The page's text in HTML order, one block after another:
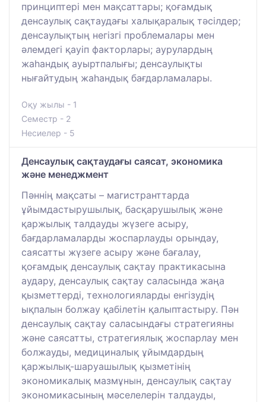
принциптері мен мақсаттары; қоғамдық
денсаулық сақтаудағы халықаралық тәсілдер;
денсаулықтың негізгі проблемалары мен
әлемдегі қауіп факторлары; аурулардың
жаһандық ауыртпалығы; денсаулықты
нығайтудың жаһандық бағдарламалары.
Оқу жылы - 1
Семестр - 2
Несиелер - 5
Денсаулық сақтаудағы саясат, экономика
және менеджмент
Пәннің мақсаты – магистранттарда
ұйымдастырушылық, басқарушылық және
қаржылық талдауды жүзеге асыру,
бағдарламаларды жоспарлауды орындау,
саясатты жүзеге асыру және бағалау,
қоғамдық денсаулық сақтау практикасына
аудару, денсаулық сақтау саласында жаңа
қызметтерді, технологияларды енгізудің
ықпалын болжау қабілетін қалыптастыру. Пән
денсаулық сақтау саласындағы стратегияны
және саясатты, стратегиялық жоспарлау мен
болжауды, медициналық ұйымдардың
қаржылық-шаруашылық қызметінің
экономикалық мазмұнын, денсаулық сақтау
экономикасының мәселелерін талдауды,